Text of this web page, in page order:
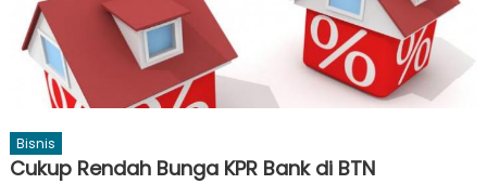
Bisnis
Cukup Rendah Bunga KPR Bank di BTN